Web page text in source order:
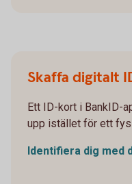
Skaffa digitalt
Ett ID-kort i BankID-
upp istället för ett
Identifiera dig med